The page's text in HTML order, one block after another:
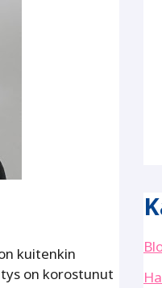
kuitenkin
on korostunut